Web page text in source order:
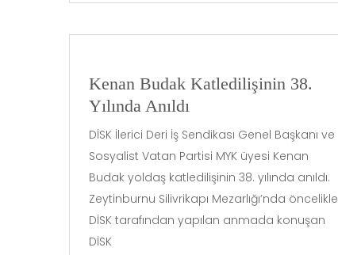
Kenan Budak Katledilişinin 38.
Yılında Anıldı
DİSK İlerici Deri İş Sendikası Genel Başkanı ve
Sosyalist Vatan Partisi MYK üyesi Kenan
Budak yoldaş katledilişinin 38. yılında anıldı.
Zeytinburnu Silivrikapı Mezarlığı’nda öncelikle
DİSK tarafından yapılan anmada konuşan
DİSK